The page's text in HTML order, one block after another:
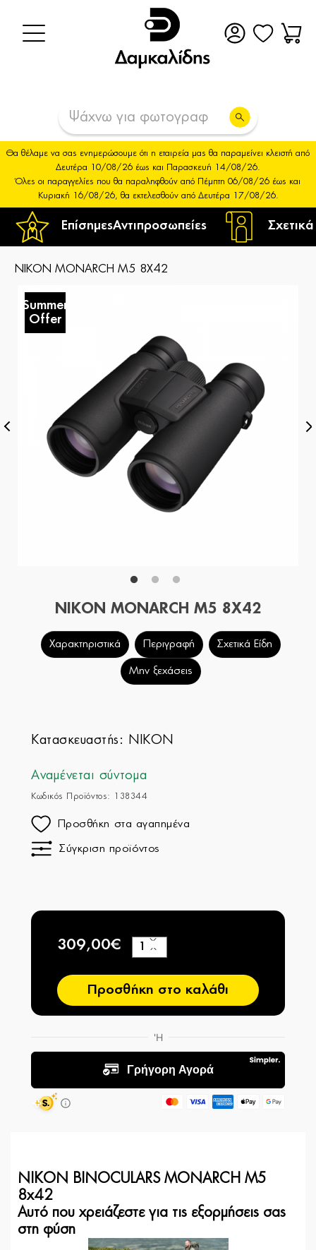
ΕπίσημεςΑντιπροσωπείες
Θα θέλαμε να σας ενημερώσουμε ότι η εταιρεία μας θα παραμείνει κλειστή από
Δευτέρα 10/08/26 έως και Παρασκευή 14/08/26.
Όλες οι παραγγελίες που θα παραληφθούν από Πέμπτη 06/08/26 έως και
Κυριακή 16/08/26, θα εκτελεσθούν από Δευτέρα 17/08/26.
NIKON MONARCH M5 8X42
Summer
Offer
NIKON MONARCH M5 8X42
Χαρακτηριστικά Περιγραφή Σχετικά Είδη
Μην ξεχάσεις
Κατασκευαστής: NIKON
Αναμένεται σύντομα
Κωδικός Προϊόντος: 138344
Προσθήκη στα αγαπημένα
Σύγκριση προϊόντος
309,00€
−
+
Προσθήκη στο καλάθι
NIKON BINOCULARS MONARCH M5
8x42
Αυτό που χρειάζεστε για τις εξορμήσεις σας
στη φύση